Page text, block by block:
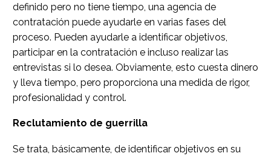
definido pero no tiene tiempo, una agencia de
contratación puede ayudarle en varias fases del
proceso. Pueden ayudarle a identificar objetivos,
participar en la contratación e incluso realizar las
entrevistas si lo desea. Obviamente, esto cuesta dinero
y lleva tiempo, pero proporciona una medida de rigor,
profesionalidad y control.
Reclutamiento de guerrilla
Se trata, básicamente, de identificar objetivos en su